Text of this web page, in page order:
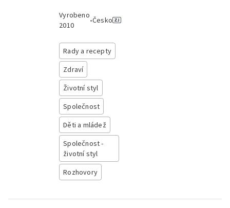
Vyrobeno
2010
•Česko
Rady a recepty
Zdraví
Životní styl
Společnost
Děti a mládež
Společnost -
životní styl
Rozhovory